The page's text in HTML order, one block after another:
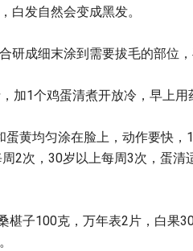
白发自然会变成黑发。
研成细末涂到需要拔毛的部位，
加1个鸡蛋清煮开放冷，早上用
黄均匀涂在脸上，动作要快
2次，30岁以上每周3次，蛋
椹子100克，万年表2片，白果